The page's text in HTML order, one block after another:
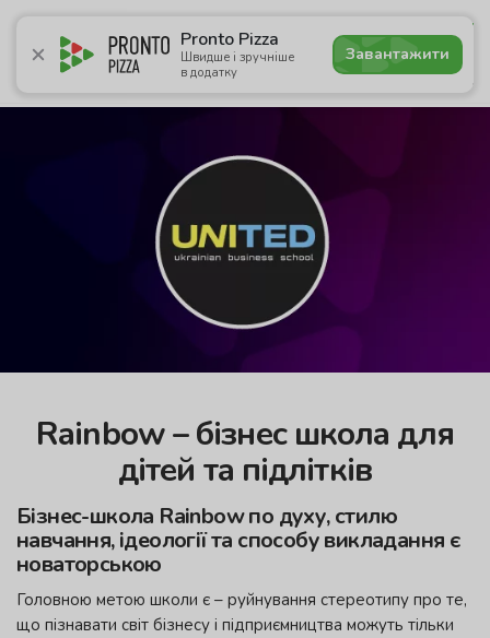
Pronto Pizza
Швидше і зручніше
в додатку
Завантажити
4.9
Акції Піца Суші Ланчі Бургери Комбо
Rainbow – бізнес школа для
дітей та підлітків
Бізнес-школа Rainbow по духу, стилю
навчання, ідеології та способу викладання є
новаторською
Головною метою школи є – руйнування стереотипу про те,
що пізнавати світ бізнесу і підприємництва можуть тільки